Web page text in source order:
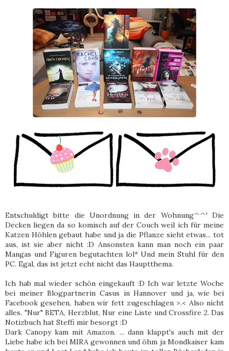
Entschuldigt bitte die Unordnung in der Wohnung^^' Die
Decken liegen da so komisch auf der Couch weil ich für meine
Katzen Höhlen gebaut habe und ja die Pflanze sieht etwas... tot
aus, ist sie aber nicht :D Ansonsten kann man noch ein paar
Mangas und Figuren begutachten lol* Und mein Stuhl für den
PC. Egal, das ist jetzt echt nicht das Hauptthema.
Ich hab mal wieder schön eingekauft :D Ich war letzte Woche
bei meiner Blogpartnerin Casus in Hannover und ja, wie bei
Facebook gesehen, haben wir fett zugeschlagen >.< Also nicht
alles. "Nur" BETA, Herzblut, Nur eine Liste und Crossfire 2. Das
Notizbuch hat Steffi mir besorgt :D
Dark Canopy kam mit Amazon. ... dann klappt's auch mit der
Liebe habe ich bei MIRA gewonnen und öhm ja Mondkaiser kam